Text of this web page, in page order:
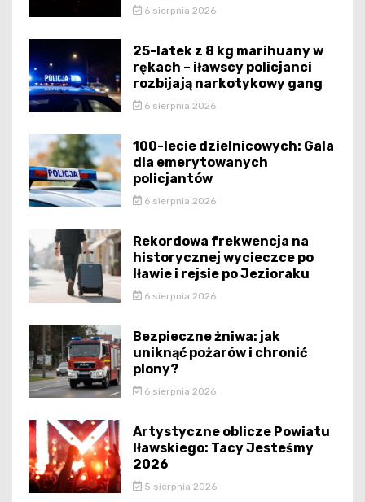
6 sierpnia 2026
25-latek z 8 kg marihuany w
rękach – iławscy policjanci
rozbijają narkotykowy gang
6 sierpnia 2026
100-lecie dzielnicowych: Gala
dla emerytowanych
policjantów
6 sierpnia 2026
Rekordowa frekwencja na
historycznej wycieczce po
Iławie i rejsie po Jezioraku
6 sierpnia 2026
Bezpieczne żniwa: jak
uniknąć pożarów i chronić
plony?
6 sierpnia 2026
Artystyczne oblicze Powiatu
Iławskiego: Tacy Jesteśmy
2026
5 sierpnia 2026